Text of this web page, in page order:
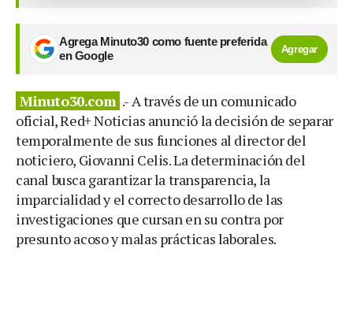
Agrega Minuto30 como fuente preferida
en Google
Agregar
Minuto30.com .- A través de un comunicado
oficial, Red+ Noticias anunció la decisión de separar
temporalmente de sus funciones al director del
noticiero, Giovanni Celis. La determinación del
canal busca garantizar la transparencia, la
imparcialidad y el correcto desarrollo de las
investigaciones que cursan en su contra por
presunto acoso y malas prácticas laborales.